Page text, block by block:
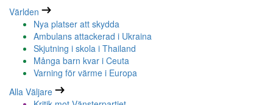
Världen
Nya platser att skydda
Ambulans attackerad i Ukraina
Skjutning i skola i Thailand
Många barn kvar i Ceuta
Varning för värme i Europa
Alla Väljare